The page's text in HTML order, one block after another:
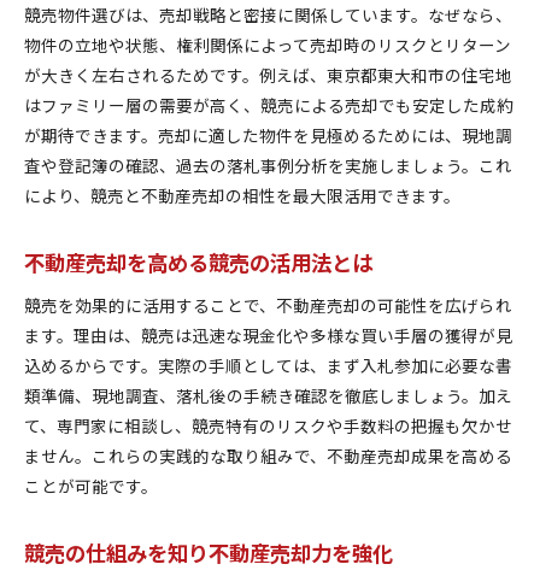
不動産売却と競売でよくある注意点整理
競売を通じて安全に不動産売却する方法
資産運用に役立つ競売市場の最新動向
不動産売却に生かす競売市場の最新情報
競売市場の動向と不動産売却の関係性
不動産売却の成功に導く競売市場の分析
競売市場から学ぶ不動産売却のヒント
競売と不動産売却で資産運用を最適化
東大和市で競売を選ぶメリットとリスク
競売活用による不動産売却の利点を解説
不動産売却で知っておきたい競売のリスク
競売による不動産売却で得られるメリット
競売選択時の不動産売却リスク対策法
競売の特徴を理解し不動産売却に生かす
競売物件選びは、売却戦略と密接に関係しています。なぜなら、
物件の立地や状態、権利関係によって売却時のリスクとリターン
が大きく左右されるためです。例えば、東京都東大和市の住宅地
はファミリー層の需要が高く、競売による売却でも安定した成約
が期待できます。売却に適した物件を見極めるためには、現地調
査や登記簿の確認、過去の落札事例分析を実施しましょう。これ
により、競売と不動産売却の相性を最大限活用できます。
不動産売却を高める競売の活用法とは
競売を効果的に活用することで、不動産売却の可能性を広げられ
ます。理由は、競売は迅速な現金化や多様な買い手層の獲得が見
込めるからです。実際の手順としては、まず入札参加に必要な書
類準備、現地調査、落札後の手続き確認を徹底しましょう。加え
て、専門家に相談し、競売特有のリスクや手数料の把握も欠かせ
ません。これらの実践的な取り組みで、不動産売却成果を高める
ことが可能です。
競売の仕組みを知り不動産売却力を強化